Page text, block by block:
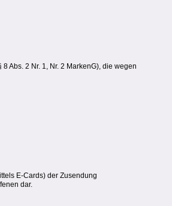
Abs. 2 Nr. 1, Nr. 2 MarkenG), die wegen
E-Cards) der Zusendung
dar.